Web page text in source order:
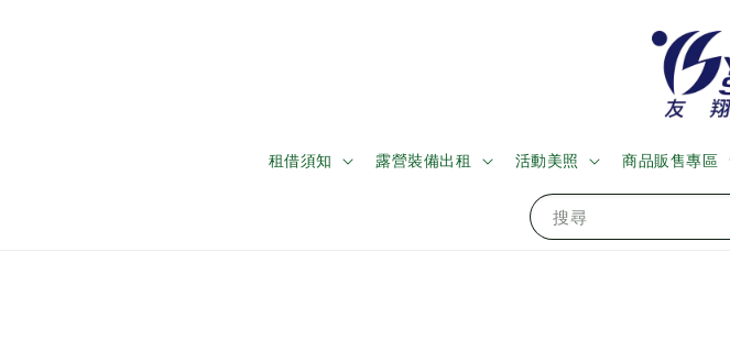
搜尋
租借須知 露營裝備出租 活動美照 商品販售專區